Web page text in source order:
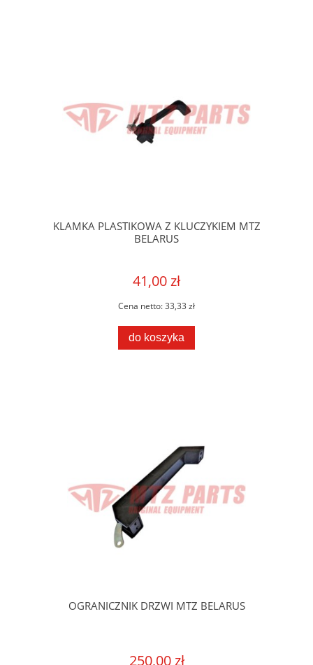
KLAMKA PLASTIKOWA Z KLUCZYKIEM MTZ
BELARUS
41,00 zł
Cena netto:33,33 zł
do koszyka
OGRANICZNIK DRZWI MTZ BELARUS
250,00 zł